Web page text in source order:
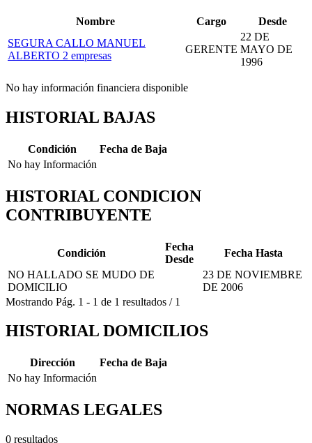
Nombre Cargo
Desde
SEGURA CALLO MANUEL
ALBERTO 2 empresas
GERENTE
22 DE
MAYO DE
1996
No hay información financiera disponible
HISTORIAL BAJAS
Condición
Fecha de Baja
No hay Información
HISTORIAL CONDICION
CONTRIBUYENTE
Condición
Fecha
Desde
Fecha Hasta
NO HALLADO SE MUDO DE
DOMICILIO
23 DE NOVIEMBRE
DE 2006
Mostrando Pág. 1 - 1 de 1 resultados / 1
HISTORIAL DOMICILIOS
Dirección
Fecha de Baja
No hay Información
NORMAS LEGALES
0 resultados